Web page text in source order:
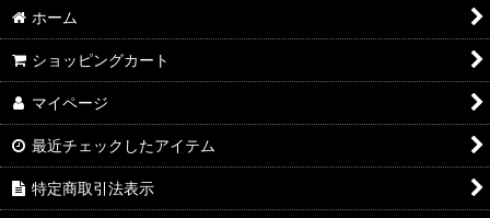
ホーム
ショッピングカート
マイページ
最近チェックしたアイテム
特定商取引法表示